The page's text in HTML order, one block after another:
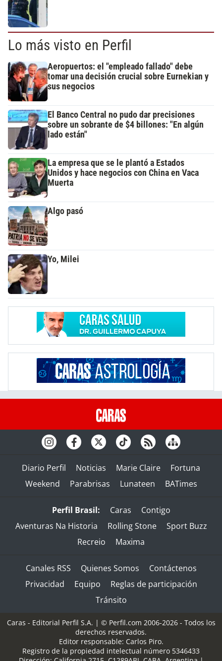
Lo más visto en Perfil
Aeropuertos: el "empleado fallado" debe
tomar una decisión crucial sobre Eurnekian y
sus negocios
El Banco Central no pudo dar precisiones
sobre un sobrante de $4 billones: "En algún
lado están"
La empresa que se le plantó a Estados
Unidos y hace negocios con China en Vaca
Muerta
Algo pasó
Yo, Milei
Diario Perfil Noticias Marie Claire
Fortuna
Weekend
Parabrisas Lunateen BATimes
Perfil Brasil: Caras
Contigo
Aventuras Na Historia
Rolling Stone
Sport Buzz
Recreio
Maxima
Canales RSS Quienes Somos
Contáctenos
Privacidad
Equipo
Reglas de participación
Tránsito
Caras - Editorial Perfil S.A. | © Perfil.com 2006-2026 - Todos los
derechos reservados.
Editor responsable: Carlos Piro.
Registro de la propiedad intelectual número 5346433